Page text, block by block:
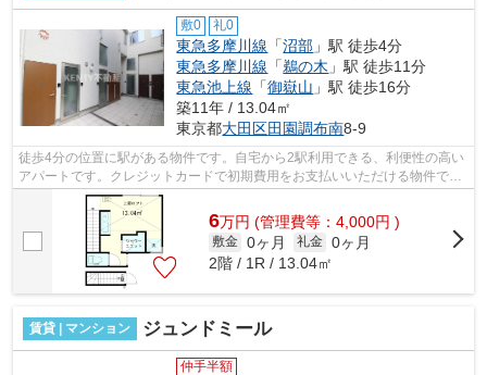
敷0 礼0
東急多摩川線 「沼部 」駅 徒歩4分
東急多摩川線 「鵜の木 」駅 徒歩11分
東急池上線 「御嶽山 」駅 徒歩16分
築11年 / 13.04㎡
東京都大田区田園調布南8-9
徒歩4分の位置に駅がある物件です。自宅から2駅利用できる、利便性の高い
アパートです。クレジットカードで初期費用をお支払いいただける物件で
す。タイルが外壁には張られています。...
6万円 (管理費等：4,000円 )
敷金 0ヶ月 礼金 0ヶ月
2階 / 1R / 13.04㎡
賃貸 | マンション ジュンドミール
仲手半額